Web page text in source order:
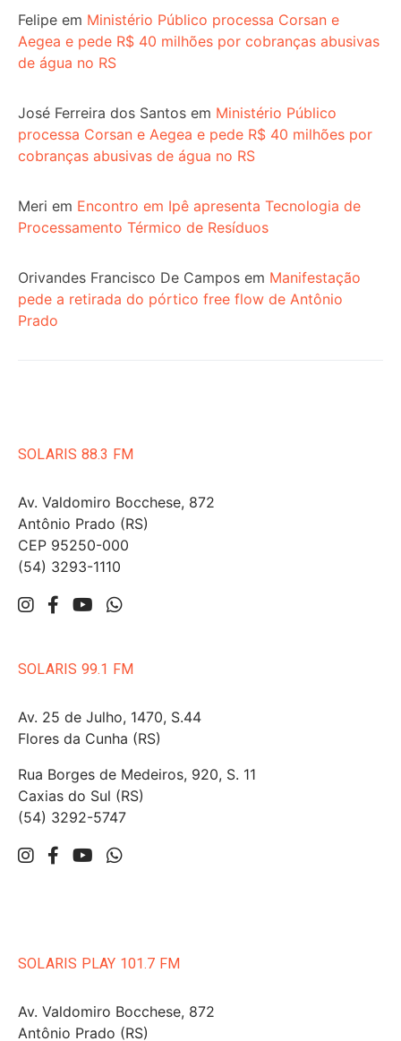
Felipe em Ministério Público processa Corsan e
Aegea e pede R$ 40 milhões por cobranças abusivas
de água no RS
José Ferreira dos Santos em Ministério Público
processa Corsan e Aegea e pede R$ 40 milhões por
cobranças abusivas de água no RS
Meri em Encontro em Ipê apresenta Tecnologia de
Processamento Térmico de Resíduos
Orivandes Francisco De Campos em Manifestação
pede a retirada do pórtico free flow de Antônio
Prado
SOLARIS 88.3 FM
Av. Valdomiro Bocchese, 872
Antônio Prado (RS)
CEP 95250-000
(54) 3293-1110
SOLARIS 99.1 FM
Av. 25 de Julho, 1470, S.44
Flores da Cunha (RS)
Rua Borges de Medeiros, 920, S. 11
Caxias do Sul (RS)
(54) 3292-5747
SOLARIS PLAY 101.7 FM
Av. Valdomiro Bocchese, 872
Antônio Prado (RS)